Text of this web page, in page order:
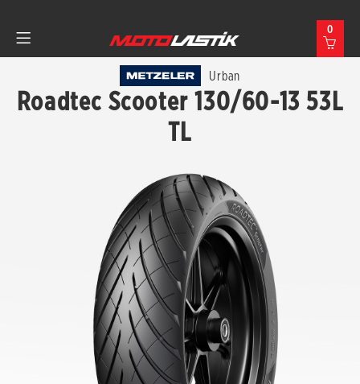
0
Urban
Roadtec Scooter 130/60-13 53L
TL